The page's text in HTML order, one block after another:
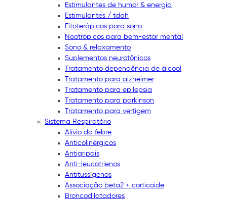
Estimulantes de humor & energia
Estimulantes / tdah
Fitoterápicos para sono
Nootrópicos para bem-estar mental
Sono & relaxamento
Suplementos neurotônicos
Tratamento dependência de álcool
Tratamento para alzheimer
Tratamento para epilepsia
Tratamento para parkinson
Tratamento para vertigem
Sistema Respiratório
Alívio da febre
Anticolinérgicos
Antigripais
Anti-leucotrienos
Antitussígenos
Associação beta2 + corticoide
Broncodilatadores